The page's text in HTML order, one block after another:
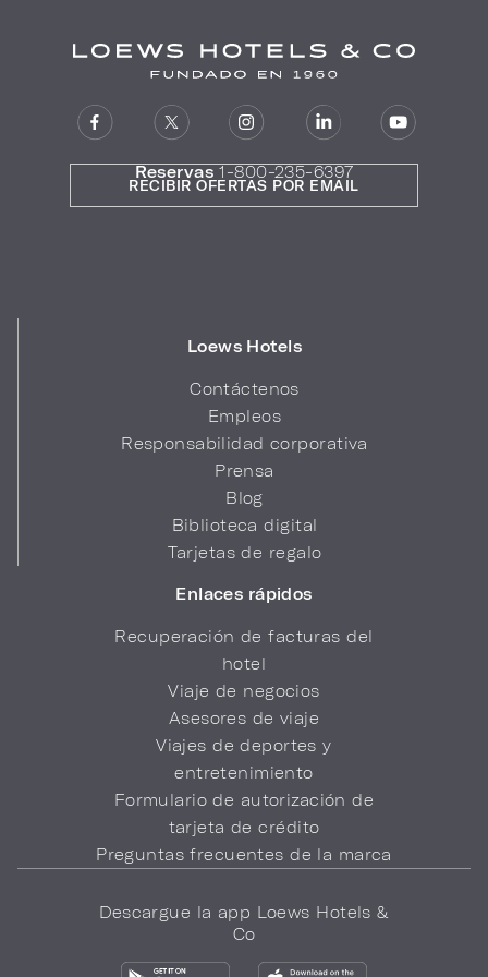
Reservas 1-800-235-6397
Loews Hotels
Contáctenos
Empleos
Responsabilidad corporativa
Prensa
Blog
Biblioteca digital
Tarjetas de regalo
Enlaces rápidos
Recuperación de facturas del
hotel
Viaje de negocios
Asesores de viaje
Viajes de deportes y
entretenimiento
Formulario de autorización de
tarjeta de crédito
Preguntas frecuentes de la marca
RECIBIR OFERTAS POR EMAIL
Descargue la app Loews Hotels &
Co